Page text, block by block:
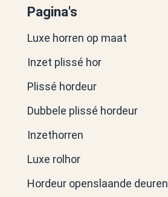
Pagina's
Luxe horren op maat
Inzet plissé hor
Plissé hordeur
Dubbele plissé hordeur
Inzethorren
Luxe rolhor
Hordeur openslaande deuren